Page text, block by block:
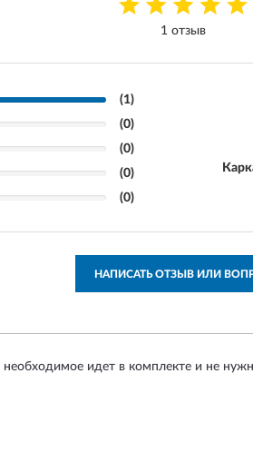
1 отзыв
(1)
(0)
(0)
(0)
(0)
НАПИСАТЬ ОТЗЫВ ИЛИ
необходимое идет в комплекте и не